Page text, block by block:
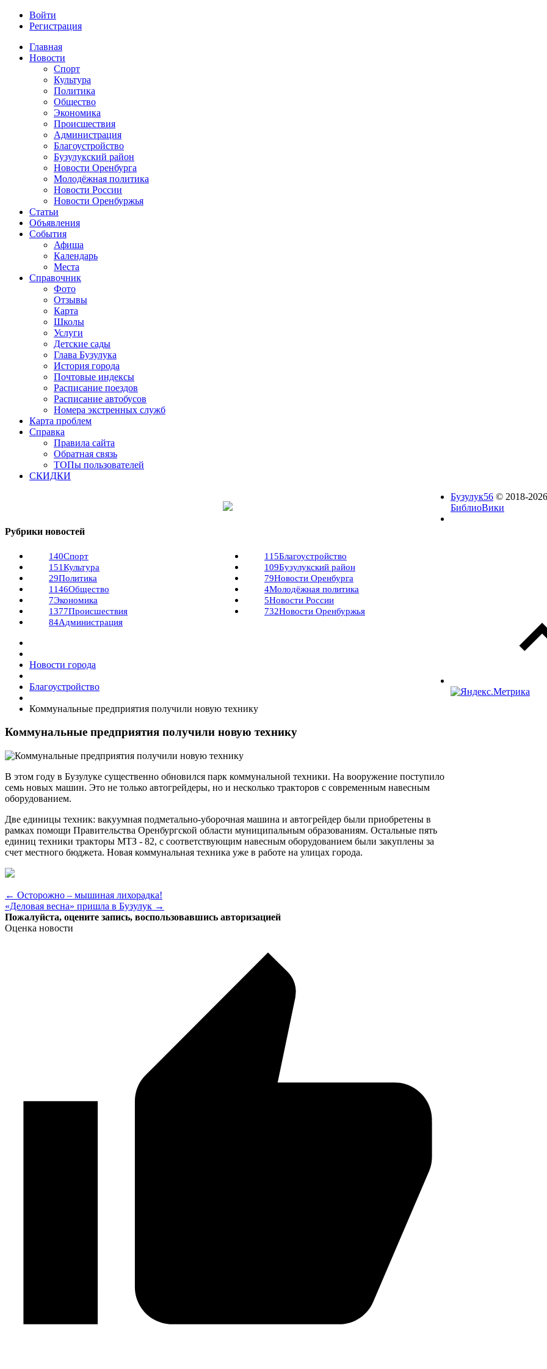
Войти
Регистрация
Главная
Новости
Спорт
Культура
Политика
Общество
Экономика
Происшествия
Администрация
Благоустройство
Бузулукский район
Новости Оренбурга
Молодёжная политика
Новости России
Новости Оренбуржья
Статьи
Объявления
События
Афиша
Календарь
Места
Справочник
Фото
Отзывы
Карта
Школы
Услуги
Детские сады
Глава Бузулука
История города
Почтовые индексы
Расписание поездов
Расписание автобусов
Номера экстренных служб
Карта проблем
Справка
Правила сайта
Обратная связь
ТОПы пользователей
СКИДКИ
Рубрики новостей
140Спорт
151Культура
29Политика
1146Общество
7Экономика
1377Происшествия
84Администрация
115Благоустройство
109Бузулукский район
79Новости Оренбурга
4Молодёжная политика
5Новости России
732Новости Оренбуржья
Новости города
Благоустройство
Коммунальные предприятия получили новую технику
Коммунальные предприятия получили новую технику
В этом году в Бузулуке существенно обновился парк коммунальной техники. На вооружение поступило
семь новых машин. Это не только автогрейдеры, но и несколько тракторов с современным навесным
оборудованием.
Две единицы техник: вакуумная подметально-уборочная машина и автогрейдер были приобретены в
рамках помощи Правительства Оренбургской области муниципальным образованиям. Остальные пять
единиц техники тракторы МТЗ - 82, с соответствующим навесным оборудованием были закуплены за
счет местного бюджета. Новая коммунальная техника уже в работе на улицах города.
← Осторожно – мышиная лихорадка!
«Деловая весна» пришла в Бузулук →
Пожалуйста, оцените запись, воспользовавшись авторизацией
Оценка новости
Бузулук56 © 2018-
БиблиоВики